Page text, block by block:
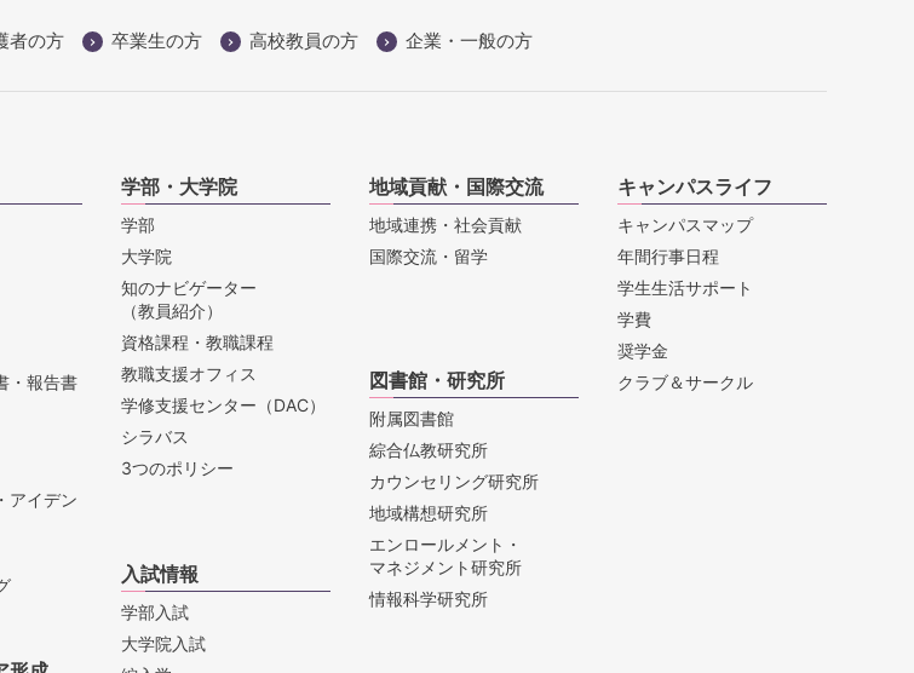
者の方 卒業生の方 高校教員の方 企業・一般の方
・報告書
アイデン
学部・大学院
学部
大学院
知のナビゲーター
（教員紹介）
資格課程・教職課程
教職支援オフィス
学修支援センター（DAC）
シラバス
3つのポリシー
地域貢献・国際交流
地域連携・社会貢献
国際交流・留学
キャンパスライフ
キャンパスマップ
年間行事日程
学生生活サポート
学費
奨学金
クラブ＆サークル
入試情報
学部入試
大学院入試
図書館・研究所
附属図書館
綜合仏教研究所
カウンセリング研究所
地域構想研究所
エンロールメント・
マネジメント研究所
情報科学研究所